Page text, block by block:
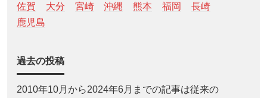
佐賀 大分 宮崎 沖縄 熊本 福岡
長崎
鹿児島
過去の投稿
2010年10月から2024年6月までの記事は従来の